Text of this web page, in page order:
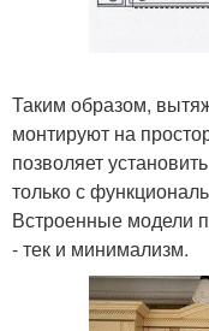
Таким образом,
монтируют на
позволяет
только с
Встроенные модели
- тек и минимализм.